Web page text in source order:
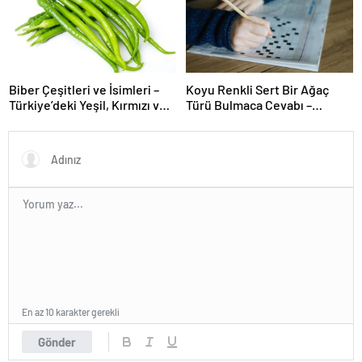
Biber Çeşitleri ve İsimleri –
Türkiye’deki Yeşil, Kırmızı ve
Koyu Renkli Sert Bir Ağaç
Türü Bulmaca Cevabı –
Bir Ağaç Türü
Gönder
En az 10 karakter gerekli